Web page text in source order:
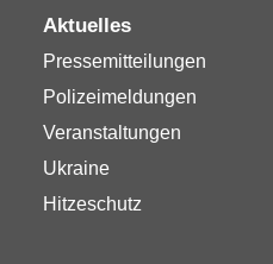
Aktuelles
Pressemitteilungen
Polizeimeldungen
Veranstaltungen
Ukraine
Hitzeschutz